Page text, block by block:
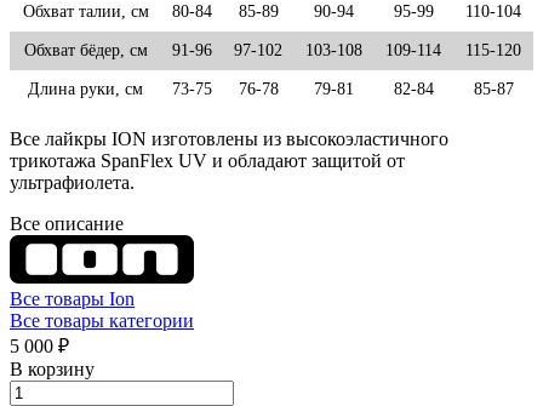
Обхват талии, см 80-84 85-89 90-94 95-99 110-104
Обхват бёдер, см 91-96 97-102 103-108 109-114 115-120
Длина руки, см 73-75 76-78 79-81 82-84 85-87
Все лайкры ION изготовлены из высокоэластичного
трикотажа SpanFlex UV и обладают защитой от
ультрафиолета.
Все описание
Все товары Ion
Все товары категории
5 000 ₽
В корзину